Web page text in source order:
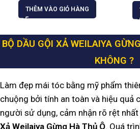
THÊM VÀO GIỎ HÀNG
BỘ DẦU GỘI XẢ WEILAIYA
KHÔNG ?
Làm đẹp mái tóc bằng mỹ phẩm
chuộng bởi tính an toàn và hiệu quả
người sử dụng, cảm nhận rõ rệt
Xả Weilaiya Gừng Hà Thủ Ô. Quá